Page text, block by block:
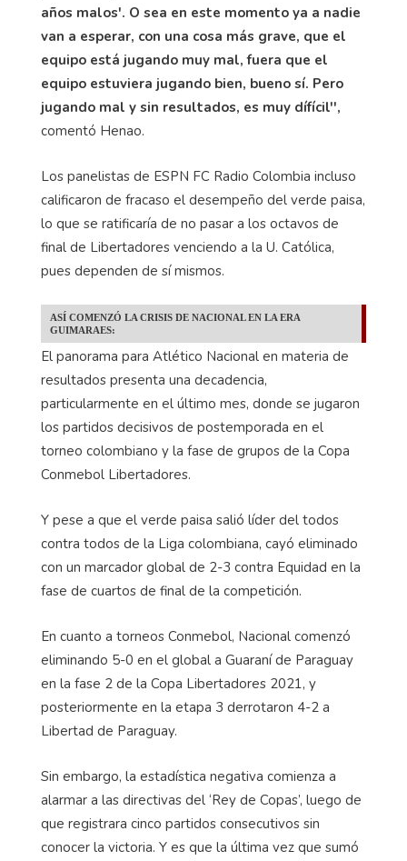
años malos'. O sea en este momento ya a nadie
van a esperar, con una cosa más grave, que el
equipo está jugando muy mal, fuera que el
equipo estuviera jugando bien, bueno sí. Pero
jugando mal y sin resultados, es muy dífícil'',
comentó Henao.
Los panelistas de ESPN FC Radio Colombia incluso
calificaron de fracaso el desempeño del verde paisa,
lo que se ratificaría de no pasar a los octavos de
final de Libertadores venciendo a la U. Católica,
pues dependen de sí mismos.
ASÍ COMENZÓ LA CRISIS DE NACIONAL EN LA ERA
GUIMARAES:
El panorama para Atlético Nacional en materia de
resultados presenta una decadencia,
particularmente en el último mes, donde se jugaron
los partidos decisivos de postemporada en el
torneo colombiano y la fase de grupos de la Copa
Conmebol Libertadores.
Y pese a que el verde paisa salió líder del todos
contra todos de la Liga colombiana, cayó eliminado
con un marcador global de 2-3 contra Equidad en la
fase de cuartos de final de la competición.
En cuanto a torneos Conmebol, Nacional comenzó
eliminando 5-0 en el global a Guaraní de Paraguay
en la fase 2 de la Copa Libertadores 2021, y
posteriormente en la etapa 3 derrotaron 4-2 a
Libertad de Paraguay.
Sin embargo, la estadística negativa comienza a
alarmar a las directivas del ‘Rey de Copas’, luego de
que registrara cinco partidos consecutivos sin
conocer la victoria. Y es que la última vez que sumó